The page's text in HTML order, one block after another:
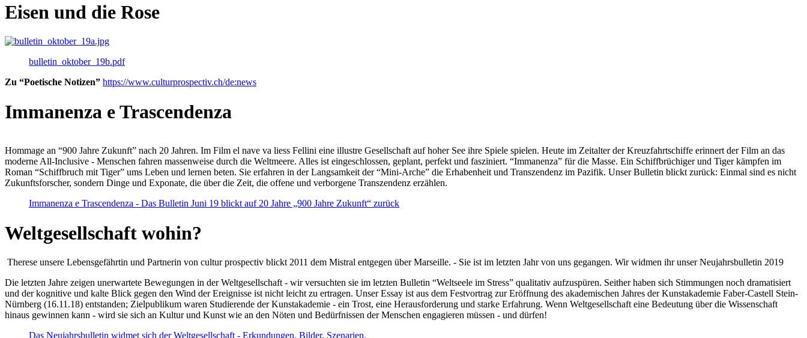
Eisen und die Rose
bulletin_oktober_19b.pdf
Zu “Poetische Notizen” https://www.culturprospectiv.ch/de:news
Immanenza e Trascendenza
Hommage an “900 Jahre Zukunft” nach 20 Jahren. Im Film el nave va liess Fellini eine illustre Gesellschaft auf hoher See ihre Spiele spielen. Heute im Zeitalter der Kreuzfahrtschiffe erinnert der Film an das
moderne All-Inclusive - Menschen fahren massenweise durch die Weltmeere. Alles ist eingeschlossen, geplant, perfekt und fasziniert. “Immanenza” für die Masse. Ein Schiffbrüchiger und Tiger kämpfen im
Roman “Schiffbruch mit Tiger” ums Leben und lernen beten. Sie erfahren in der Langsamkeit der “Mini-Arche” die Erhabenheit und Transzendenz im Pazifik. Unser Bulletin blickt zurück: Einmal sind es nicht
Zukunftsforscher, sondern Dinge und Exponate, die über die Zeit, die offene und verborgene Transzendenz erzählen.
Immanenza e Trascendenza - Das Bulletin Juni 19 blickt auf 20 Jahre „900 Jahre Zukunft“ zurück
Weltgesellschaft wohin?
Therese unsere Lebensgefährtin und Partnerin von cultur prospectiv blickt 2011 dem Mistral entgegen über Marseille. - Sie ist im letzten Jahr von uns gegangen. Wir widmen ihr unser Neujahrsbulletin 2019
Die letzten Jahre zeigen unerwartete Bewegungen in der Weltgesellschaft - wir versuchten sie im letzten Bulletin “Weltseele im Stress” qualitativ aufzuspüren. Seither haben sich Stimmungen noch dramatisiert
und der kognitive und kalte Blick gegen den Wind der Ereignisse ist nicht leicht zu ertragen. Unser Essay ist aus dem Festvortrag zur Eröffnung des akademischen Jahres der Kunstakademie Faber-Castell Stein-
Nürnberg (16.11.18) entstanden; Zielpublikum waren Studierende der Kunstakademie - ein Trost, eine Herausforderung und starke Erfahrung. Wenn Weltgesellschaft eine Bedeutung über die Wissenschaft
hinaus gewinnen kann - wird sie sich an Kultur und Kunst wie an den Nöten und Bedürfnissen der Menschen engagieren müssen - und dürfen!
Das Neujahrsbulletin widmet sich der Weltgesellschaft - Erkundungen, Bilder, Szenarien.